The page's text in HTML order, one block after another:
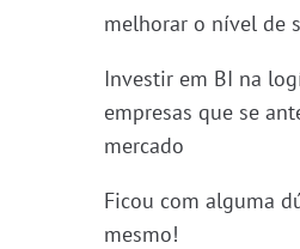
melhorar o nível de
Investir em BI na
empresas que se
mercado
Ficou com alguma
mesmo!